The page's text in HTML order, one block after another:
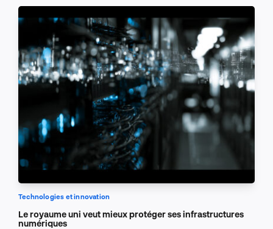
Technologies et innovation
Le royaume uni veut mieux protéger ses infrastructures
numériques